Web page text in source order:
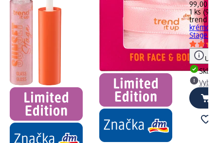
99,00 Kč
1 ks
trend !t
Stage